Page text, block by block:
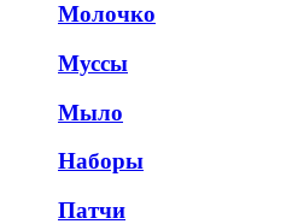
Молочко
Муссы
Мыло
Наборы
Патчи